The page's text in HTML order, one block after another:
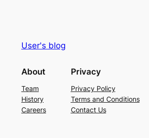
User's blog
About
Team
History
Careers
Privacy
Privacy Policy
Terms and Conditions
Contact Us